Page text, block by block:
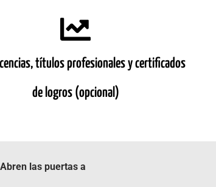
títulos profesionales y certificados
de logros (opcional)
Abren las puertas a